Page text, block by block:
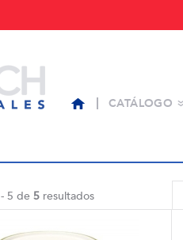
CATÁLOGO
- 5 de 5 resultados